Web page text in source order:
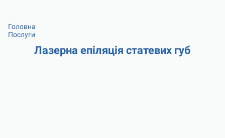
Головна
Послуги
Лазерна епіляція статевих губ